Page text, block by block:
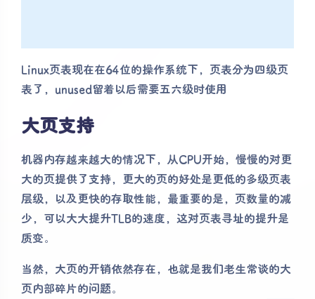
夜间模式
Sans Serif Serif
Linux页表现在在64位的操作系统下，页表分为四级页
表了，unused留着以后需要五六级时使用
大页支持
机器内存越来越大的情况下，从CPU开始，慢慢的对更
大的页提供了支持，更大的页的好处是更低的多级页表
层级，以及更快的存取性能，最重要的是，页数量的减
少，可以大大提升TLB的速度，这对页表寻址的提升是
质变。
当然，大页的开销依然存在，也就是我们老生常谈的大
页内部碎片的问题。